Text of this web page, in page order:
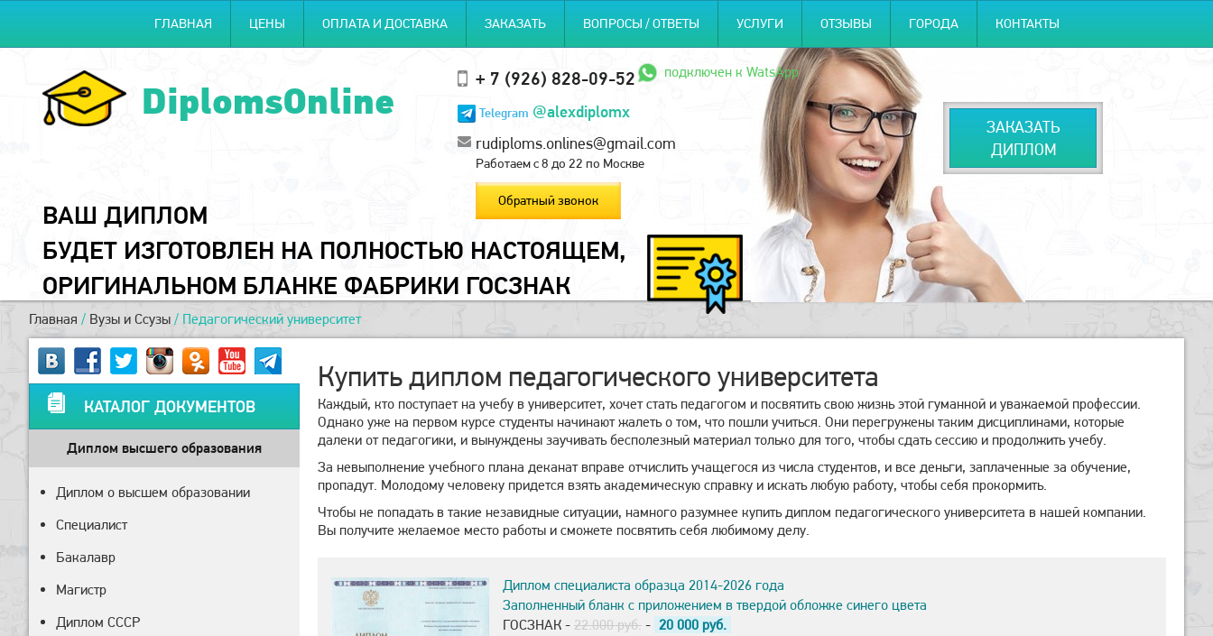
ГЛАВНАЯ ЦЕНЫ ОПЛАТА И ДОСТАВКА ЗАКАЗАТЬ ВОПРОСЫ / ОТВЕТЫ УСЛУГИ ОТЗЫВЫ ГОРОДА КОНТАКТЫ
DiplomsOnline + 7 (926) 828-09-52 подключен к WatsApp
Telegram @alexdiplomx
rudiploms.onlines@gmail.com
Работаем с 8 до 22 по Москве
Обратный звонок
ЗАКАЗАТЬ
ДИПЛОМ
ВАШ ДИПЛОМ
БУДЕТ ИЗГОТОВЛЕН НА ПОЛНОСТЬЮ НАСТОЯЩЕМ,
ОРИГИНАЛЬНОМ БЛАНКЕ ФАБРИКИ ГОСЗНАК
Главная / Вузы и Ссузы / Педагогический университет
Купить диплом педагогического университета
Каждый, кто поступает на учебу в университет, хочет стать педагогом и посвятить свою жизнь этой гуманной и уважаемой профессии.
Однако уже на первом курсе студенты начинают жалеть о том, что пошли учиться. Они перегружены таким дисциплинами, которые
далеки от педагогики, и вынуждены заучивать бесполезный материал только для того, чтобы сдать сессию и продолжить учебу.
За невыполнение учебного плана деканат вправе отчислить учащегося из числа студентов, и все деньги, заплаченные за обучение,
пропадут. Молодому человеку придется взять академическую справку и искать любую работу, чтобы себя прокормить.
Чтобы не попадать в такие незавидные ситуации, намного разумнее купить диплом педагогического университета в нашей компании.
Вы получите желаемое место работы и сможете посвятить себя любимому делу.
Диплом специалиста образца 2014-2026 года
Заполненный бланк с приложением в твердой обложке синего цвета
ГОСЗНАК - 22.000 руб. - 20 000 руб.
КАТАЛОГ ДОКУМЕНТОВ
Диплом высшего образования
Диплом о высшем образовании
Специалист
Бакалавр
Магистр
Диплом СССР